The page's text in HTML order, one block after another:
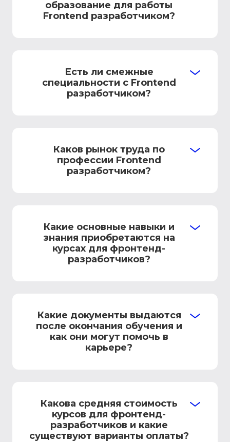
образование для работы
Frontend разработчиком?
Есть ли смежные
специальности с Frontend
разработчиком?
Каков рынок труда по
профессии Frontend
разработчиком?
Какие основные навыки и
знания приобретаются на
курсах для фронтенд-
разработчиков?
Какие документы выдаются
после окончания обучения и
как они могут помочь в
карьере?
Какова средняя стоимость
курсов для фронтенд-
разработчиков и какие
существуют варианты оплаты?